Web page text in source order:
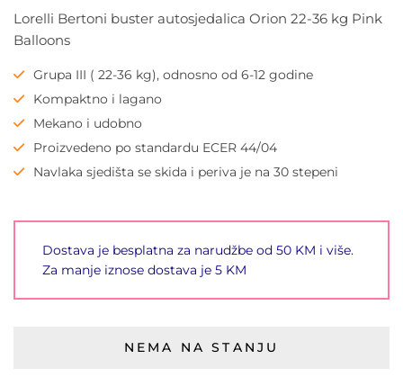
Lorelli Bertoni buster autosjedalica Orion 22-36 kg Pink
Balloons
Grupa III ( 22-36 kg), odnosno od 6-12 godine
Kompaktno i lagano
Mekano i udobno
Proizvedeno po standardu ECER 44/04
Navlaka sjedišta se skida i periva je na 30 stepeni
Dostava je besplatna za narudžbe od 50 KM i više.
Za manje iznose dostava je 5 KM
NEMA NA STANJU